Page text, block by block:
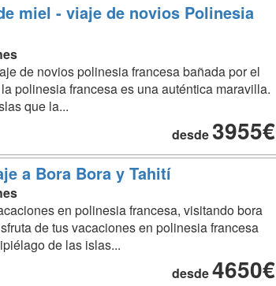
miel - viaje de novios Polinesia
de novios polinesia francesa bañada por el
polinesia francesa es una auténtica maravilla.
que la...
desde 3955€
a Bora Bora y Tahití
en polinesia francesa, visitando bora
de tus vacaciones en polinesia francesa
de las islas...
desde4650€